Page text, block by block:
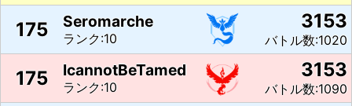
175 Seromarche
ランク:10
3153
バトル数:1020
175 IcannotBeTamed
ランク:10
3153
バトル数:1090